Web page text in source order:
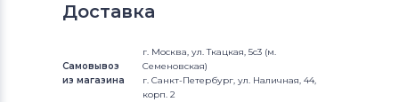
Доставка
Самовывоз
из магазина
г. Москва, ул. Ткацкая, 5с3 (м.
Семеновская)
г. Санкт-Петербург, ул. Наличная, 44,
корп. 2